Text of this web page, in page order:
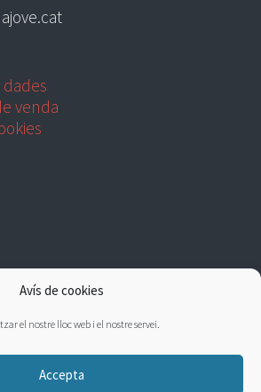
Avís de cookies
el nostre lloc web i el nostre servei.
Accepta
venda